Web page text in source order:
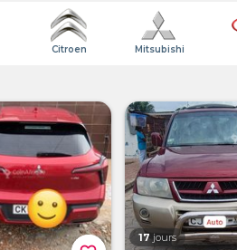
Citroen Mitsubishi
17 jours